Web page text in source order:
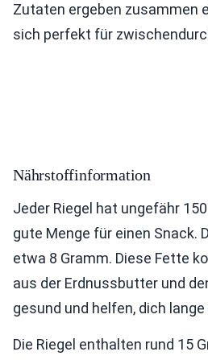
Zutaten ergeben zusammen
sich perfekt für
Nährstoffinformation
Jeder Riegel hat ungefähr
gute Menge für einen Snack.
etwa 8 Gramm. Diese Fette
aus der Erdnussbutter und
gesund und helfen, dich
Die Riegel enthalten rund 15